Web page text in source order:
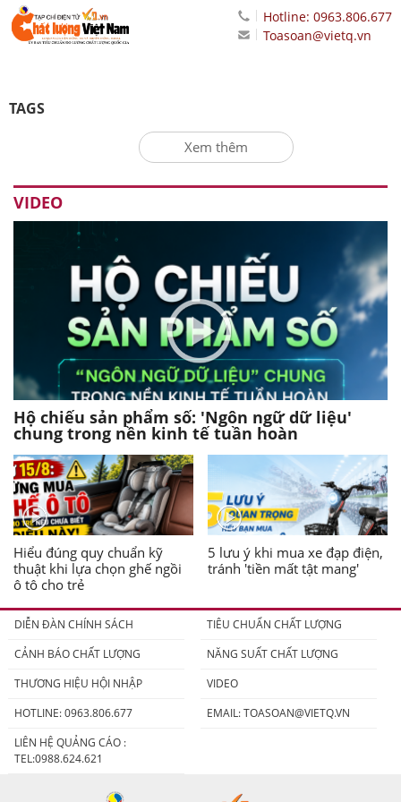
Hotline: 0963.806.677
Toasoan@vietq.vn
TAGS
Xem thêm
VIDEO
Hộ chiếu sản phẩm số: 'Ngôn ngữ dữ liệu'
chung trong nền kinh tế tuần hoàn
Hiểu đúng quy chuẩn kỹ
thuật khi lựa chọn ghế ngồi
ô tô cho trẻ
5 lưu ý khi mua xe đạp điện,
tránh 'tiền mất tật mang'
DIỄN ĐÀN CHÍNH SÁCH
TIÊU CHUẨN CHẤT LƯỢNG
CẢNH BÁO CHẤT LƯỢNG
NĂNG SUẤT CHẤT LƯỢNG
THƯƠNG HIỆU HỘI NHẬP
VIDEO
HOTLINE: 0963.806.677
EMAIL:TOASOAN@VIETQ.VN
LIÊN HỆ QUẢNG CÁO :
TEL:0988.624.621